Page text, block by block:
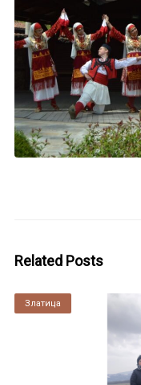
Related Posts
Златица